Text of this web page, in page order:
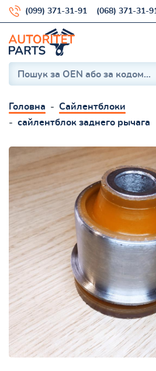
(099) 371-31-91 (068) 371-31-
Головна
Сайлентблоки
сайлентблок заднего рычага